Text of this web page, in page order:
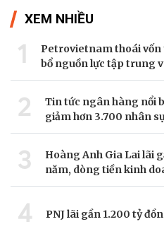
XEM NHIỀU
1
Petrovietnam thoái vốn
bổ nguồn lực tập trung
2
Tin tức ngân hàng nổi
giảm hơn 3.700 nhân
3
Hoàng Anh Gia Lai lãi
năm, dòng tiền kinh
4 PNJ lãi gần 1.200 tỷ